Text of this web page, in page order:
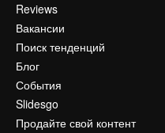
Reviews
Вакансии
Поиск тенденций
Блог
События
Slidesgo
Продайте свой контент